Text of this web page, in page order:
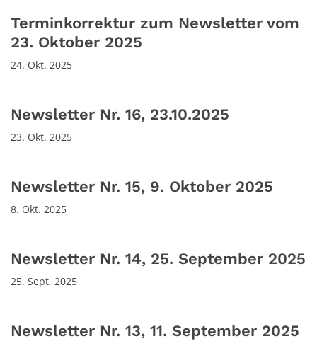
Terminkorrektur zum Newsletter vom
23. Oktober 2025
24. Okt. 2025
Newsletter Nr. 16, 23.10.2025
23. Okt. 2025
Newsletter Nr. 15, 9. Oktober 2025
8. Okt. 2025
Newsletter Nr. 14, 25. September 2025
25. Sept. 2025
Newsletter Nr. 13, 11. September 2025